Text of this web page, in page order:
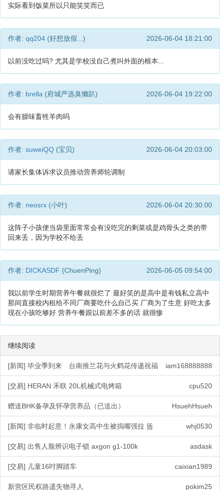
实际看到饭菜所以只能笑笑而已
作者: qq204 (好想放假...) 2026-06-04 18:21:00
以前没吃过吗? 尤其是学校没自己煮叫外面的根本...
作者: brella (府城严选臭懒趴) 2026-06-04 19:22:00
会有臊味畜牲羊肉吗
作者: suweiQQ (宝贝) 2026-06-04 20:03:00
请家长集体诉求议员推动营养师轮调制
作者: neosrx (小叶) 2026-06-04 20:30:00
这阵子小孩便当袋里面常常会有没吃完的剩菜或是鸡骨头之类的带
回来丢，因为学校不给丢
作者: DICKASDF (ChuenPing) 2026-06-05 09:54:00
我以前学生时期营养午餐就很烂了 最好笑的是高中是有钱私立高中
那间直接校内租给不同厂商要吃什么自己买 厂商为了生意 好吃太多
现在小孩吃够好 营养午餐跟以前差不多的话 就很惨
继续阅读
[新闻] 毕业季到来 台南推兰花与火鹤花传递祝福 iam168888888
[交易] HERAN 禾联 20L机械式电烤箱 cpu520
赠送BHK备孕及怀孕营养品（已送出） HsuehHsueh
[新闻] 非临时起意！永康女高中生被摀嘴强拉 똠 whj0530
[交易] 出售人脸辨识电子锁 axgon g1-100k asdask
[交易] 儿童16吋脚踏车 caixian1989
新营区民权路遗失物寻人 pokim25